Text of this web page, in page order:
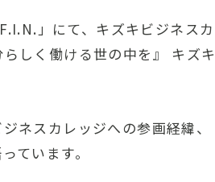
」にて、キズキビジネスカ
しく働ける世の中を』 キズキ
ネスカレッジへの参画経緯、
ています。